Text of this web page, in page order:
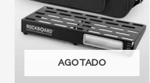
AGOTADO